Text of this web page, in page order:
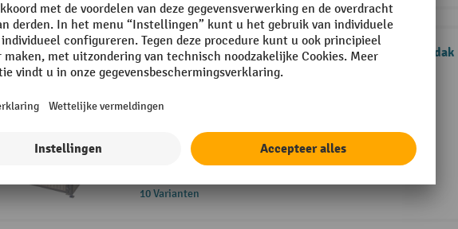
Opslagkast voor gasflessen Bauer® TRGS 510 zonder dak
Voordelige opslag voor gasflessen
10 Varianten